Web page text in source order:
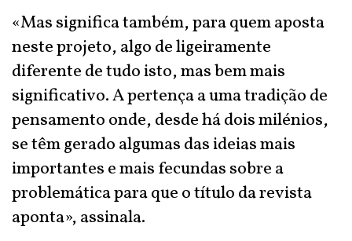
«Mas significa também, para quem aposta
neste projeto, algo de ligeiramente
diferente de tudo isto, mas bem mais
significativo. A pertença a uma tradição de
pensamento onde, desde há dois milénios,
se têm gerado algumas das ideias mais
importantes e mais fecundas sobre a
problemática para que o título da revista
aponta», assinala.